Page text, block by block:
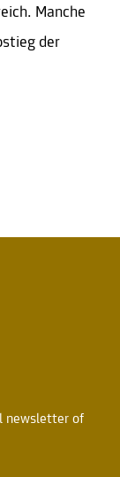
Manche
der
newsletter of